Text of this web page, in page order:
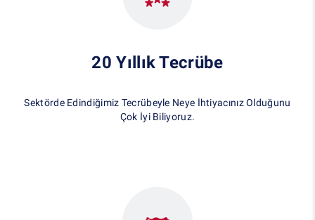
20 Yıllık Tecrübe
Sektörde Edindiğimiz Tecrübeyle Neye İhtiyacınız Olduğunu
Çok İyi Biliyoruz.